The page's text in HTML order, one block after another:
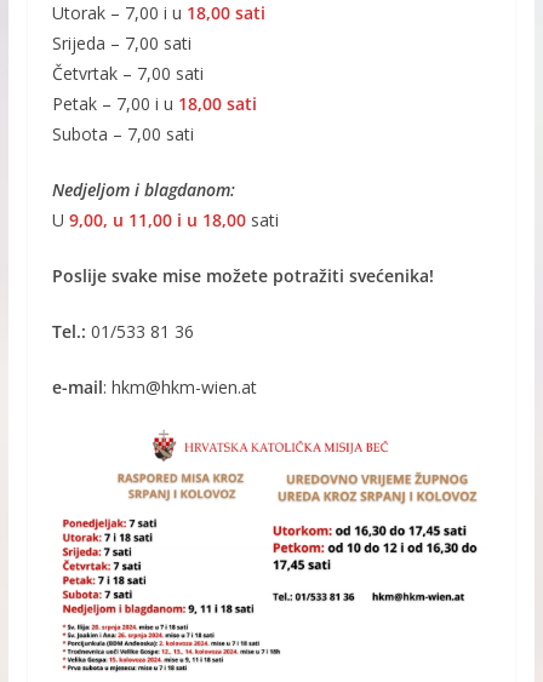
Utorak – 7,00 i u 18,00 sati
Srijeda – 7,00 sati
Četvrtak – 7,00 sati
Petak – 7,00 i u 18,00 sati
Subota – 7,00 sati
Nedjeljom i blagdanom:
U 9,00, u 11,00 i u 18,00sati
Poslije svake mise možete potražiti svećenika!
Tel.: 01/533 81 36
e-mail: hkm@hkm-wien.at